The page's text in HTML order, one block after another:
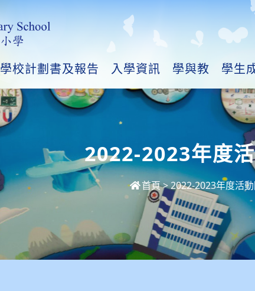
學校計劃書及報告 入學資訊 學與教 學生
2022-2023年度
首頁>2022-2023年度活